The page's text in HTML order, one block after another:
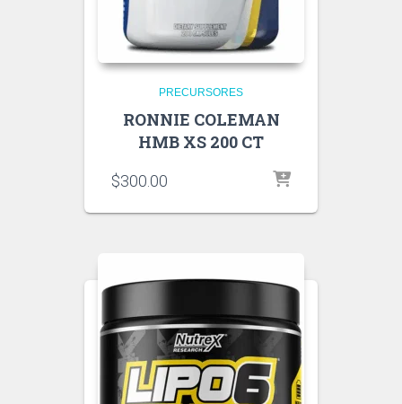
PRECURSORES
RONNIE COLEMAN
HMB XS 200 CT
$300.00